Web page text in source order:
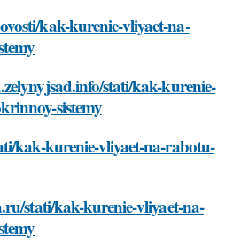
kak-kurenie-vliyaet-na-
stati/kak-kurenie-
sistemy
kak-kurenie-vliyaet-na-rabotu-
stati/kak-kurenie-vliyaet-na-